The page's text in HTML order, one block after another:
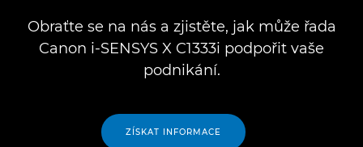
Obraťte se na nás a zjistěte, jak může řada
Canon i-SENSYS X C1333i podpořit vaše
podnikání.
ZÍSKAT INFORMACE